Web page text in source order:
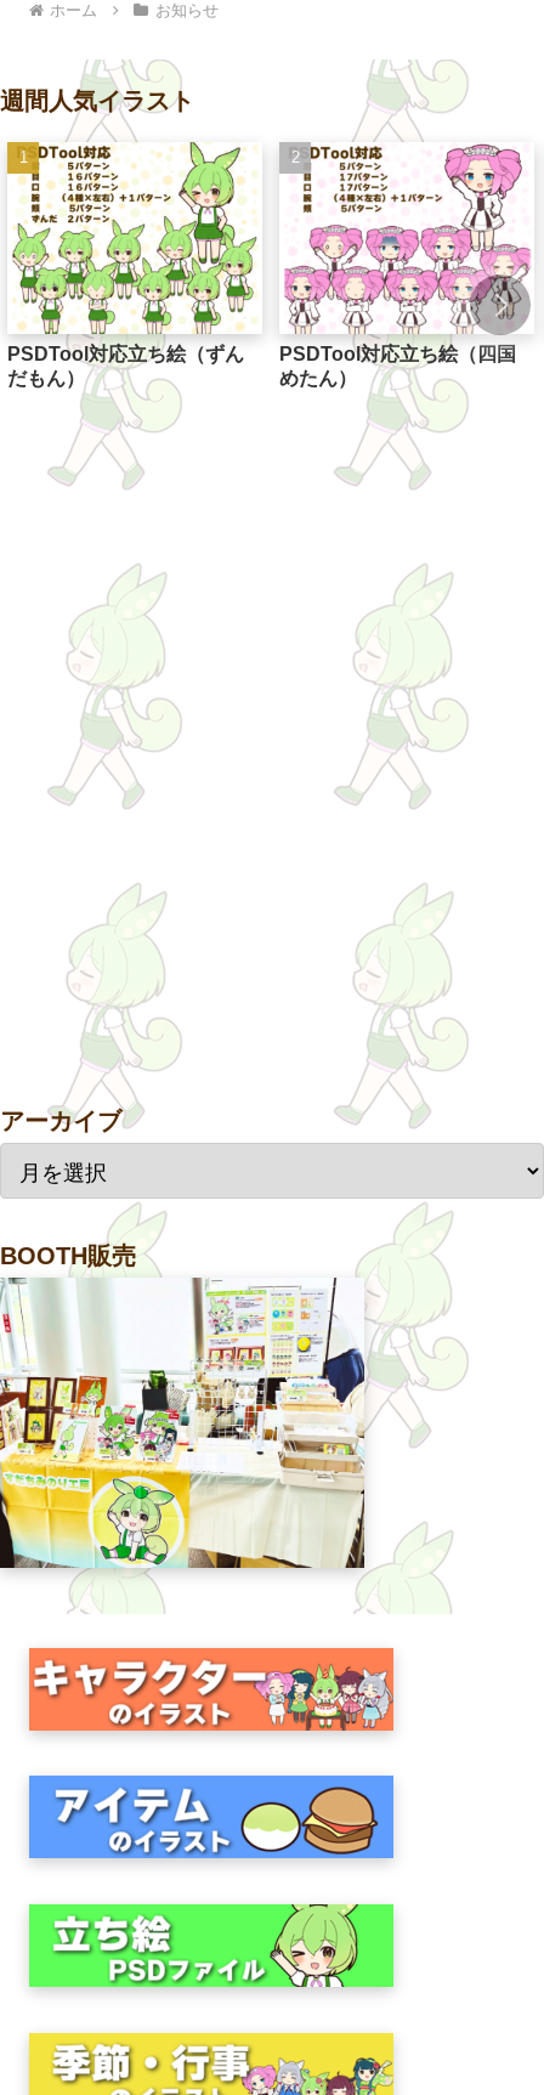
ホーム お知らせ
週間人気イラスト
PSDTool対応立ち絵（ずん
だもん）
PSDTool対応立ち絵（四国
めたん）
アーカイブ
BOOTH販売